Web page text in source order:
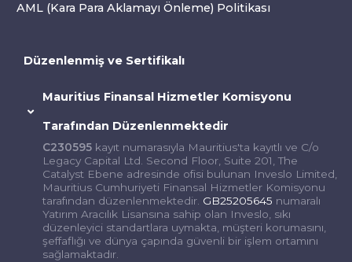
AML (Kara Para Aklamayı Önleme) Politikası
Düzenlenmiş ve Sertifikalı
Mauritius Finansal Hizmetler Komisyonu
Tarafından Düzenlenmektedir
C230595 kayıt numarasıyla Mauritius'ta kayıtlı ve C/o
Legacy Capital Ltd. Second Floor, Suite 201, The
Catalyst Ebene adresinde ofisi bulunan Inveslo Limited,
Mauritius Cumhuriyeti Finansal Hizmetler Komisyonu
tarafından düzenlenmektedir. GB25205645 numaralı
Yatırım Aracılık Lisansına sahip olan Inveslo, sıkı
düzenleyici standartlara uymakta, müşteri korumasını,
şeffaflığı ve dünya çapında güvenli bir işlem ortamını
sağlamaktadır.